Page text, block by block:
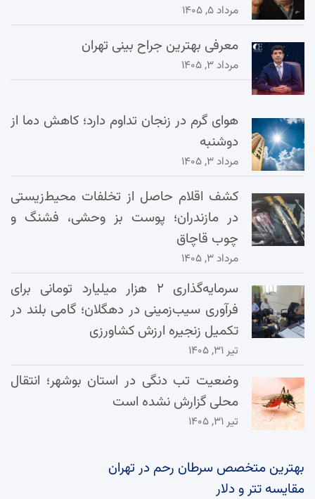
مرداد ۵, ۱۴۰۵
معرفی بهترین جراح بینی تهران
مرداد ۳, ۱۴۰۵
هوای گرم در زنجان تداوم دارد؛ کاهش دما از
دوشنبه
مرداد ۳, ۱۴۰۵
کشف اقلام حاصل از تخلفات محیط‌زیستی
در مازندران؛ پوست بز وحشی، فشنگ و
چوب قاچاق
مرداد ۳, ۱۴۰۵
سرمایه‌گذاری ۲ هزار میلیارد تومانی برای
فرآوری سیب‌زمینی در دهگلان؛ گامی بلند در
تکمیل زنجیره ارزش کشاورزی
تیر ۳۱, ۱۴۰۵
وضعیت تب دنگی در استان بوشهر؛ انتقال
محلی گزارش نشده است
تیر ۳۱, ۱۴۰۵
بهترین متخصص سرطان رحم در تهران
مقایسه تتر و دلار